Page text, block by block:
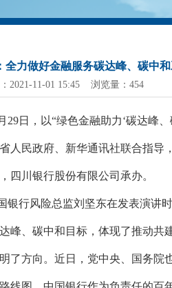
全力做好金融服务碳达峰、碳中
2021-11-01 15:45 浏览量：454
29日，以“绿色金融助力‘碳达峰
人民政府、新华通讯社联合指导
四川银行股份有限公司承办。
银行风险总监刘坚东在发表演讲时
峰、碳中和目标，体现了推动共
了方向。近日，党中央、国务院